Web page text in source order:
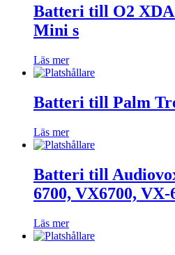
Batteri till O2
Mini s
Läs mer
Batteri till Palm
Läs mer
Batteri till
6700, VX6700, VX-
Läs mer